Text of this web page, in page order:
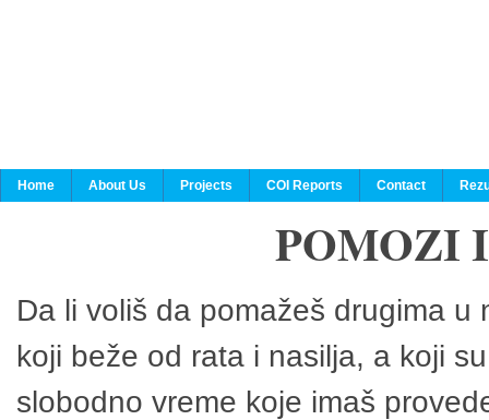
Home About Us Projects COI Reports Contact
POMOZI
Da li voliš da pomažeš drugima
koji beže od rata i nasilja, a koji
slobodno vreme koje imaš